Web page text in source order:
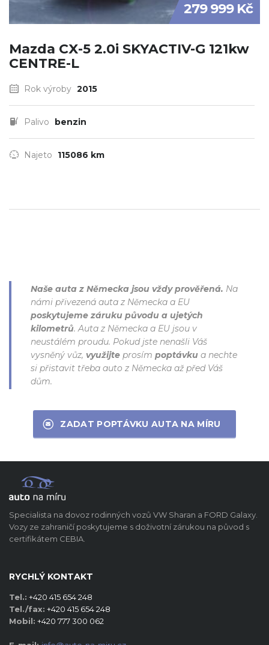
279 999 Kč
Mazda CX-5 2.0i SKYACTIV-G 121kw
CENTRE-L
Rok výroby 2015
Palivo benzin
Najeto 115086 km
Naše auta z Německa jsou vždy prověřená. Na
námi přivezená auta z Německa a EU
poskytujeme záruku původu a ujetých
kilometrů. Auta z Německa a EU jsou v
neustálém proudu. Pokud jste nenašli Váš
vysněný vůz, využijte prosím poptávku a nechte
si přistavit třeba auto z Německa až před Váš
dům.
ZADAT POPTÁVKU AUTA NA MÍRU
Specialista na dovoz rodinných vozů VW Sharan a FORD Galaxy.
Vozy ze zahraničí poskytujeme s doživotní zárukou na původ s
certifikátem CEBIA.
RYCHLÝ KONTAKT
Tel.: +420 415 654 248
Tel./fax: +420 415 654 248
Mobil: +420 777 300 062